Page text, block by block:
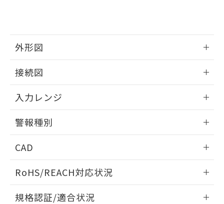
外形図
接続図
入力レンジ
警報種別
CAD
ドすることができます。
RoHS/REACH対応状況
規格認証/適合状況